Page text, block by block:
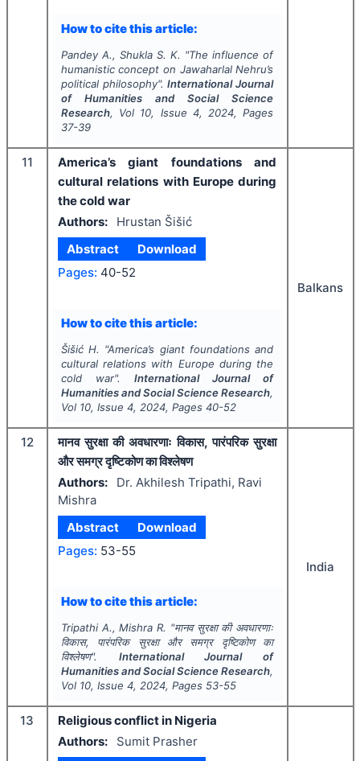
How to cite this article:
Pandey A., Shukla S. K. "The influence of
humanistic concept on Jawaharlal Nehru’s
political philosophy".International Journal
of Humanities and Social Science
Research, Vol 10, Issue 4, 2024, Pages
37-39
11
America’s giant foundations and
cultural relations with Europe during
the cold war
Authors:
Hrustan Šišić
Abstract
Download
Pages: 40-52
How to cite this article:
Šišić H. "America’s giant foundations and
cultural relations with Europe during the
cold war". International Journal of
Humanities and Social Science Research,
Vol 10, Issue 4, 2024, Pages 40-52
Balkans
12
मानव सुरक्षा की अवधारणाः विकास, पारंपरिक सुरक्षा
और समग्र दृष्टिकोण का विश्लेषण
Authors:
Dr. Akhilesh Tripathi, Ravi
Mishra
Abstract
Download
Pages: 53-55
How to cite this article:
Tripathi A., Mishra R. "मानव सुरक्षा की अवधारणाः
विकास, पारंपरिक सुरक्षा और समग्र दृष्टिकोण का
विश्लेषण". International Journal of
Humanities and Social Science Research,
Vol 10, Issue 4, 2024, Pages 53-55
India
13
Religious conflict in Nigeria
Authors:
Sumit Prasher